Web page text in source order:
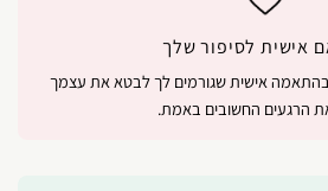
אישית לסיפור שלך
אישית שגורמים לך לבטא את עצמך
את הרגעים החשובים באמת.